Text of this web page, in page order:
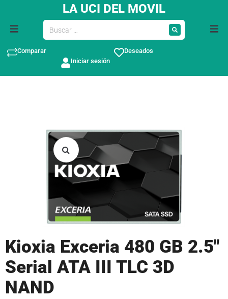
LA UCI DEL MOVIL
Comparar
Deseados
Iniciar sesión
Kioxia Exceria 480 GB 2.5″
Serial ATA III TLC 3D
NAND